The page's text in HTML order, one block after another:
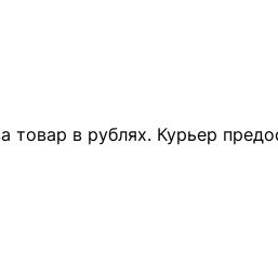
в рублях. Курьер